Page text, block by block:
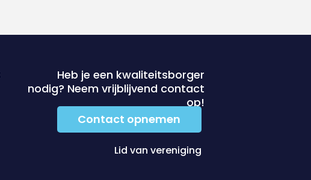
Heb je een kwaliteitsborger
nodig? Neem vrijblijvend contact
op!
Contact opnemen
Lid van vereniging